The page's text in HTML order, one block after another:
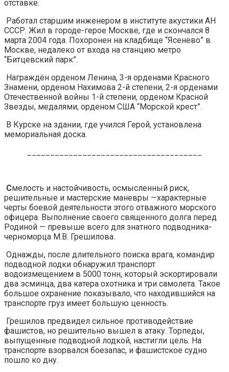
отставке.
Работал старшим инженером в институте акустики АН
СССР. Жил в городе-герое Москве, где и скончался 8
марта 2004 года. Похоронен на кладбище “Ясенево” в
Москве, недалеко от входа на станцию метро
“Битцевский парк”.
Награждён орденом Ленина, 3-я орденами Красного
Знамени, орденом Нахимова 2-й степени, 2-я орденами
Отечественной войны 1-й степени, орденом Красной
Звезды, медалями, орденом США “Морской крест”.
В Курске на здании, где учился Герой, установлена
мемориальная доска.
Смелость и настойчивость, осмысленный риск,
решительные и мастерские маневры —характерные
черты боевой деятельности этого отважного морского
офицера. Выполнение своего священного долга перед
Родиной — превыше всего для знатного подводника-
черноморца М.В. Грешилова.
Однажды, после длительного поиска врага, командир
подводной лодки обнаружил транспорт
водоизмещением в 5000 тонн, который эскортировали
два эсминца, два катера охотника и три самолета. Такое
большое охранение показывало, что находившийся на
транспорте груз имеет большую ценность.
Грешилов предвидел сильное противодействие
фашистов, но решительно вышел в атаку. Торпеды,
выпущенные подводной лодкой, настигли цель. На
транспорте взорвался боезапас, и фашистское судно
пошло ко дну.